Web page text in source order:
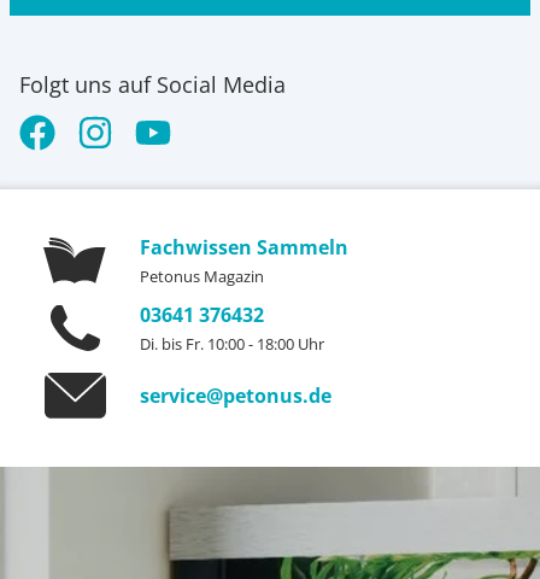
Folgt uns auf Social Media
Fachwissen Sammeln
Petonus Magazin
03641 376432
Di. bis Fr. 10:00 - 18:00 Uhr
service@petonus.de